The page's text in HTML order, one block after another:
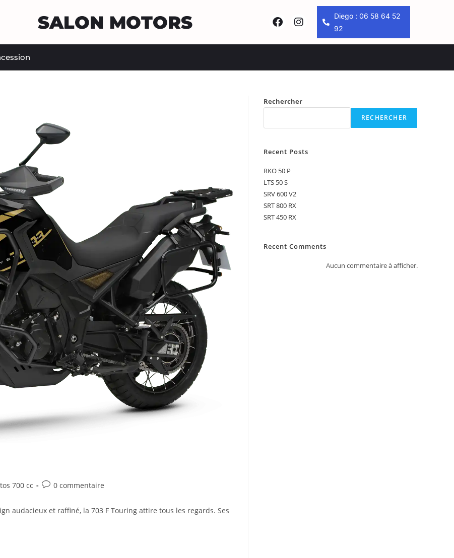
SALON MOTORS
Diego : 06 58 64 52
92
700 cc 0 commentaire
audacieux et raffiné, la 703 F Touring attire tous les regards. Ses
Rechercher
RECHERCHER
Recent Posts
RKO 50 P
LTS 50 S
SRV 600 V2
SRT 800 RX
SRT 450 RX
Recent Comments
Aucun commentaire à afficher.